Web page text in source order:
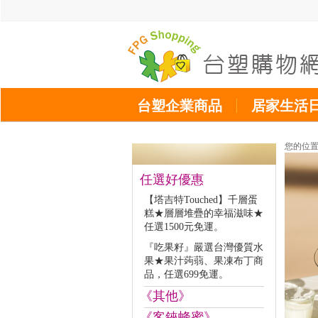
台塑企業商品 居家生活
任選好優惠
【塔吉特Touched】千層蛋
糕★層層堆疊的幸福滋味★
任選1500元免運。
『吃果籽』嚴選台灣優質水
果★果汁蒟蒻、果凍布丁商
品，任選699免運。
《其他》
您的位